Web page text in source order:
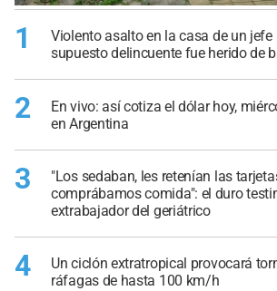
1
Violento asalto en la casa de un jefe
supuesto delincuente fue herido de
2
En vivo: así cotiza el dólar hoy,
en Argentina
3
"Los sedaban, les retenían las
comprábamos comida": el duro
extrabajador del geriátrico
4
Un ciclón extratropical provocará
ráfagas de hasta 100 km/h